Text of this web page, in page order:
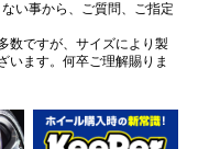
い事から、ご質問、ご指定
数ですが、サイズにより製
います。何卒ご理解賜りま